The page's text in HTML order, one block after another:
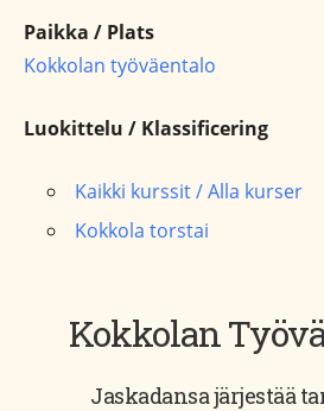
Paikka / Plats
Kokkolan työväentalo
Luokittelu / Klassificering
Kaikki kurssit / Alla kurser
Kokkola torstai
Kokkolan
Jaskadansa järjestää